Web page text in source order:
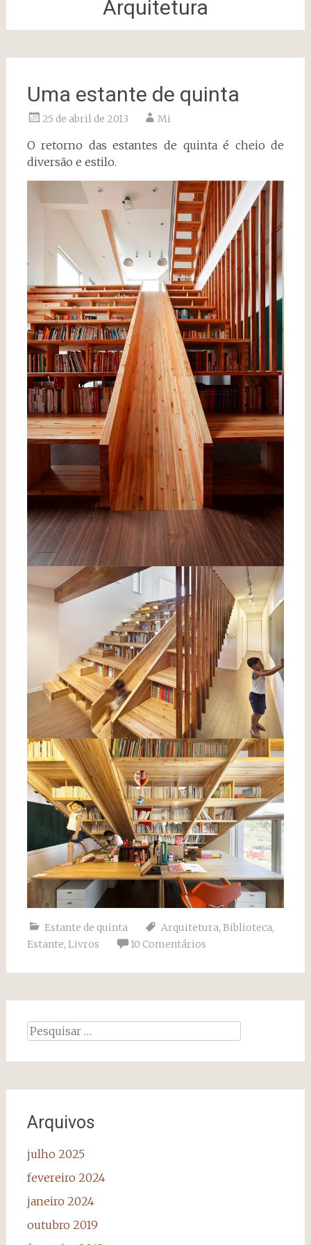
Arquitetura
Uma estante de quinta
25 de abril de 2013 Mi
O retorno das estantes de quinta é cheio de
diversão e estilo.
Estante de quinta Arquitetura, Biblioteca,
Estante, Livros 10 Comentários
Pesquisar
Arquivos
julho 2025
fevereiro 2024
janeiro 2024
outubro 2019